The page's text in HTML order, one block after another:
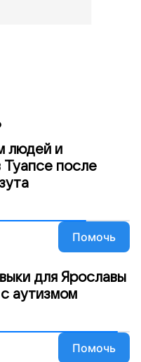
людей и
Туапсе после
Помочь
для Ярославы
аутизмом
Помочь